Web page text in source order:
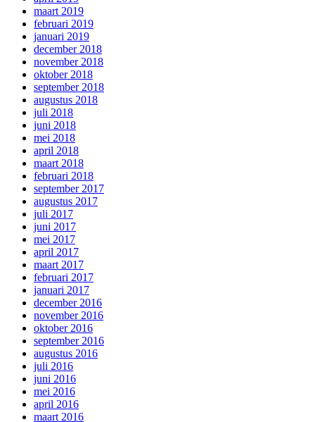
maart 2019
februari 2019
januari 2019
december 2018
november 2018
oktober 2018
september 2018
augustus 2018
juli 2018
juni 2018
mei 2018
april 2018
maart 2018
februari 2018
september 2017
augustus 2017
juli 2017
juni 2017
mei 2017
april 2017
maart 2017
februari 2017
januari 2017
december 2016
november 2016
oktober 2016
september 2016
augustus 2016
juli 2016
juni 2016
mei 2016
april 2016
maart 2016